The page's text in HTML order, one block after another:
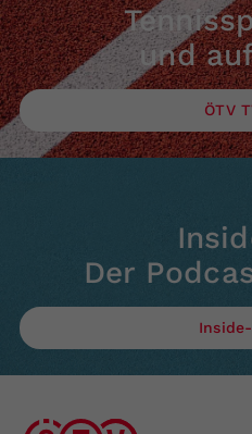
und
ÖTV
Der